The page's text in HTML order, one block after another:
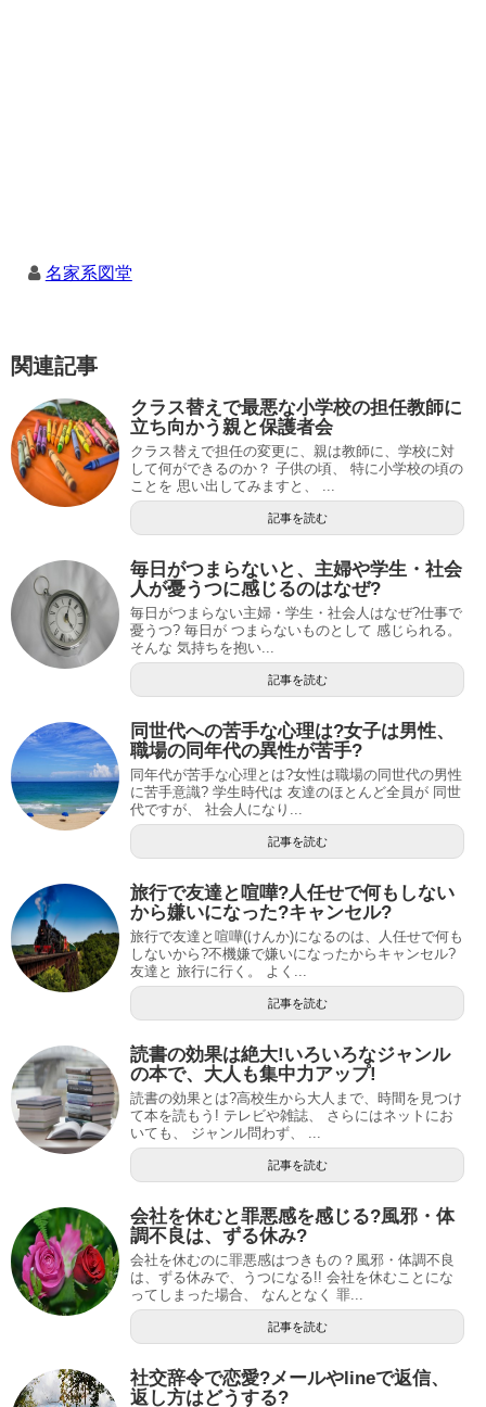
名家系図堂
関連記事
クラス替えで最悪な小学校の担任教師に
立ち向かう親と保護者会
クラス替えで担任の変更に、親は教師に、学校に対
して何ができるのか？ 子供の頃、 特に小学校の頃の
ことを 思い出してみますと、 ...
記事を読む
毎日がつまらないと、主婦や学生・社会
人が憂うつに感じるのはなぜ?
毎日がつまらない主婦・学生・社会人はなぜ?仕事で
憂うつ? 毎日が つまらないものとして 感じられる。
そんな 気持ちを抱い...
記事を読む
同世代への苦手な心理は?女子は男性、
職場の同年代の異性が苦手?
同年代が苦手な心理とは?女性は職場の同世代の男性
に苦手意識? 学生時代は 友達のほとんど全員が 同世
代ですが、 社会人になり...
記事を読む
旅行で友達と喧嘩?人任せで何もしない
から嫌いになった?キャンセル?
旅行で友達と喧嘩(けんか)になるのは、人任せで何も
しないから?不機嫌で嫌いになったからキャンセル?
友達と 旅行に行く。 よく...
記事を読む
読書の効果は絶大!いろいろなジャンル
の本で、大人も集中力アップ!
読書の効果とは?高校生から大人まで、時間を見つけ
て本を読もう! テレビや雑誌、 さらにはネットにお
いても、 ジャンル問わず、 ...
記事を読む
会社を休むと罪悪感を感じる?風邪・体
調不良は、ずる休み?
会社を休むのに罪悪感はつきもの？風邪・体調不良
は、ずる休みで、うつになる!! 会社を休むことにな
ってしまった場合、 なんとなく 罪...
記事を読む
社交辞令で恋愛?メールやlineで返信、
返し方はどうする?